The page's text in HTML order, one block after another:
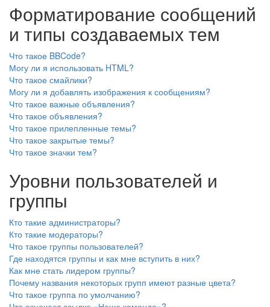
Форматирование сообщений
и типы создаваемых тем
Что такое BBCode?
Могу ли я использовать HTML?
Что такое смайлики?
Могу ли я добавлять изображения к сообщениям?
Что такое важные объявления?
Что такое объявления?
Что такое прилепленные темы?
Что такое закрытые темы?
Что такое значки тем?
Уровни пользователей и
группы
Кто такие администраторы?
Кто такие модераторы?
Что такое группы пользователей?
Где находятся группы и как мне вступить в них?
Как мне стать лидером группы?
Почему названия некоторых групп имеют разные цвета?
Что такое группа по умолчанию?